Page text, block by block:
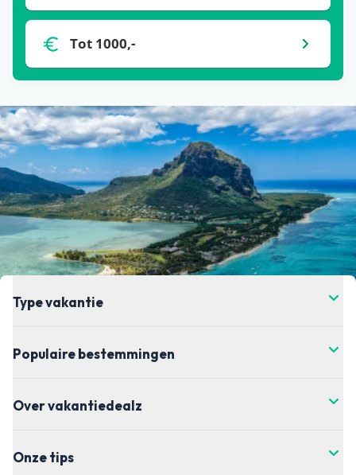
de prijs verandert. Dit kan hoger of lager zijn,
de meest actuele vanaf-prijs kun je het beste
doorklikken naar de aanbieder waar je je vakantie
Tot 1000,-
Type vakantie
Populaire bestemmingen
Over vakantiedealz
Onze tips